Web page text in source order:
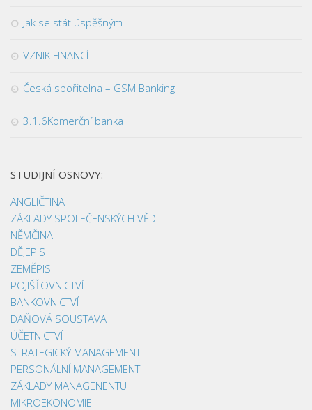
Jak se stát úspěšným
VZNIK FINANCÍ
Česká spořitelna – GSM Banking
3.1.6Komerční banka
STUDIJNÍ OSNOVY:
ANGLIČTINA
ZÁKLADY SPOLEČENSKÝCH VĚD
NĚMČINA
DĚJEPIS
ZEMĚPIS
POJIŠŤOVNICTVÍ
BANKOVNICTVÍ
DAŇOVÁ SOUSTAVA
ÚČETNICTVÍ
STRATEGICKÝ MANAGEMENT
PERSONÁLNÍ MANAGEMENT
ZÁKLADY MANAGENENTU
MIKROEKONOMIE